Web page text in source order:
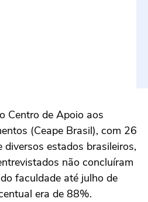
Centro de Apoio aos
(Ceape Brasil), com 26
diversos estados brasileiros,
não concluíram
faculdade até julho de
era de 88%.